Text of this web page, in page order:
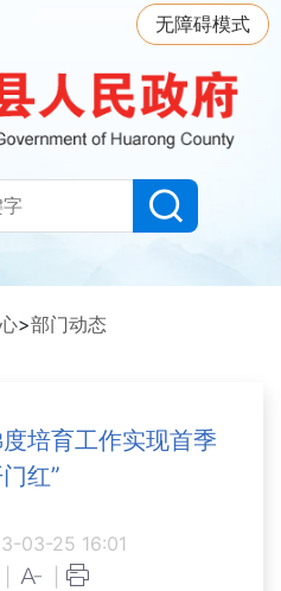
无障碍模式
>部门动态
培育工作实现首季
红”
03-25 16:01